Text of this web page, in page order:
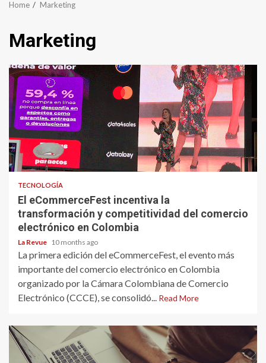
Home Marketing
Marketing
TECNOLOGÍA
El eCommerceFest incentiva la
transformación y competitividad del comercio
electrónico en Colombia
La Revue 10 months ago
La primera edición del eCommerceFest, el evento más
importante del comercio electrónico en Colombia
organizado por la Cámara Colombiana de Comercio
Electrónico (CCCE), se consolidó... Read More